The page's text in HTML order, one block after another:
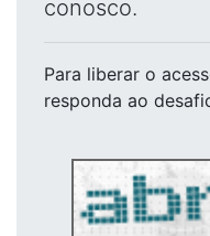
conosco.
Para liberar o
responda ao